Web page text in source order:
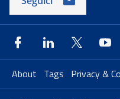
About Tags Privacy &